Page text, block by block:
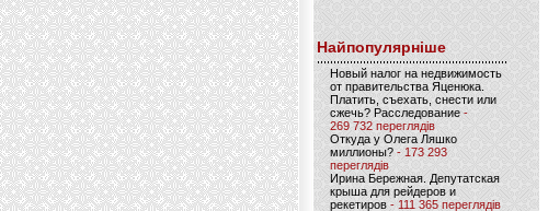
Найпопулярніше
Новый налог на недвижимость
от правительства Яценюка.
Платить, съехать, снести или
сжечь? Расследование-
269 732 переглядів
Откуда у Олега Ляшко
миллионы? - 173 293
переглядів
Ирина Бережная. Депутатская
крыша для рейдеров и
рекетиров - 111 365 переглядів